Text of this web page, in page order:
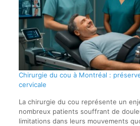
Chirurgie du cou à Montréal :
cervicale
La chirurgie du cou représente un
nombreux patients souffrant de
limitations dans leurs mouvements